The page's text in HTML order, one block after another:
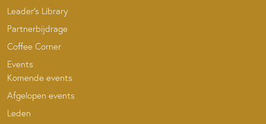
Leader’s Library
Partnerbijdrage
Coffee Corner
Events
Komende events
Afgelopen events
Leden